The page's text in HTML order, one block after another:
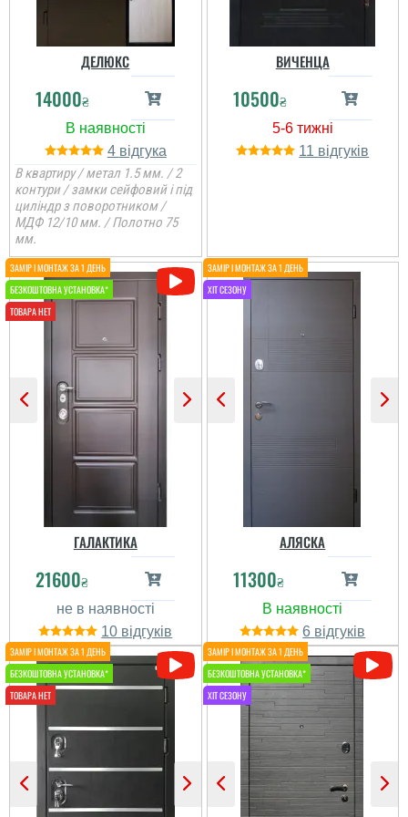
Валерій
Варіант як для хоз
читати всі відгуки
Наталія
подъезде после пожара.
Все отлично! от замеров
до установки, 2 дня. Все
понравилось. Качество
дверей отличное. Свою
функцию выполняют....
Двері чудові, тим паче,
виглядають непогано,
покриття порошкове
звичайних ...
ДЕЛЮКС
14000₴
4
В квартиру / метал 1.5 мм. / 2
контури / замки сейфовий і під
циліндр з поворотником /
МДФ 12/10 мм. / Полотно 75
мм.
ВИЧЕНЦА
10500₴
11
ГАЛАКТИКА
21600₴
10
АЛЯСКА
11300₴
6